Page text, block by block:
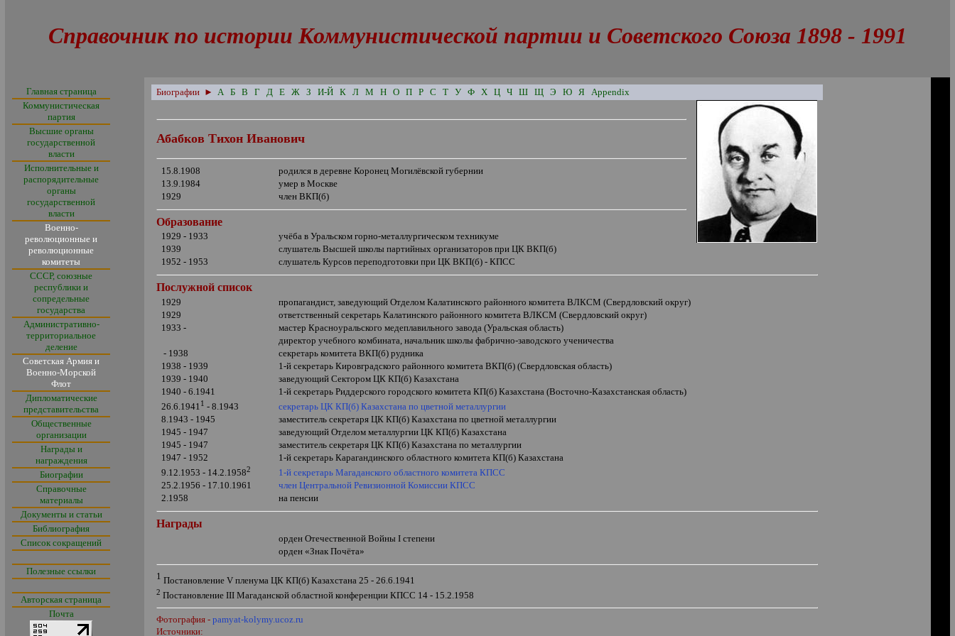
Справочник по истории Коммунистической партии и Советского Союза 1898 - 1991
Главная страница
Коммунистическая
партия
Высшие органы
государственной
власти
Исполнительные и
распорядительные
органы
государственной
власти
Военно-
революционные и
революционные
комитеты
СССР, союзные
республики и
сопредельные
государства
Административно-
территориальное
деление
Советская Армия и
Военно-Морской
Флот
Дипломатические
представительства
Общественные
организации
Награды и
награждения
Биографии
Справочные
материалы
Документы и статьи
Библиография
Список сокращений
Полезные ссылки
Авторская страница
Почта
Биографии ► А Б В Г Д Е Ж З И-Й К Л М Н О П Р С Т У Ф Х Ц Ч Ш Щ Э Ю Я Appendix
Абабков Тихон Иванович
15.8.1908
родился в деревне Коронец Могилёвской губернии
13.9.1984
умер в Москве
1929
член ВКП(б)
Образование
1929 - 1933
учёба в Уральском горно-металлургическом техникуме
1939
слушатель Высшей школы партийных организаторов при ЦК ВКП(б)
1952 - 1953
слушатель Курсов переподготовки при ЦК ВКП(б) - КПСС
Послужной список
1929
пропагандист, заведующий Отделом Калатинского районного комитета ВЛКСМ (Свердловский округ)
1929
ответственный секретарь Калатинского районного комитета ВЛКСМ (Свердловский округ)
1933 -
мастер Красноуральского медеплавильного завода (Уральская область)
директор учебного комбината, начальник школы фабрично-заводского ученичества
- 1938
секретарь комитета ВКП(б) рудника
1938 - 1939
1-й секретарь Кировградского районного комитета ВКП(б) (Свердловская область)
1939 - 1940
заведующий Сектором ЦК КП(б) Казахстана
1940 - 6.1941
1-й секретарь Риддерского городского комитета КП(б) Казахстана (Восточно-Казахстанская область)
26.6.19411 - 8.1943
секретарь ЦК КП(б) Казахстана по цветной металлургии
8.1943 - 1945
заместитель секретаря ЦК КП(б) Казахстана по цветной металлургии
1945 - 1947
заведующий Отделом металлургии ЦК КП(б) Казахстана
1945 - 1947
заместитель секретаря ЦК КП(б) Казахстана по металлургии
1947 - 1952
1-й секретарь Карагандинского областного комитета КП(б) Казахстана
9.12.1953 - 14.2.19582
1-й секретарь Магаданского областного комитета КПСС
25.2.1956 - 17.10.1961
член Центральной Ревизионной Комиссии КПСС
2.1958
на пенсии
Награды
орден Отечественной ВойныI степени
орден«Знак Почёта»
1 ПостановлениеV пленума ЦК КП(б) Казахстана 25 - 26.6.1941
2 ПостановлениеIII Магаданской областной конференции КПСС 14 - 15.2.1958
Фотография - pamyat-kolymy.ucoz.ru
Источники: